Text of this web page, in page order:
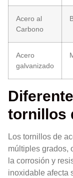
Acero al
Carbono
Acero
galvanizado
tornillos
Los tornillos de
múltiples grados,
la corrosión y
inoxidable afecta